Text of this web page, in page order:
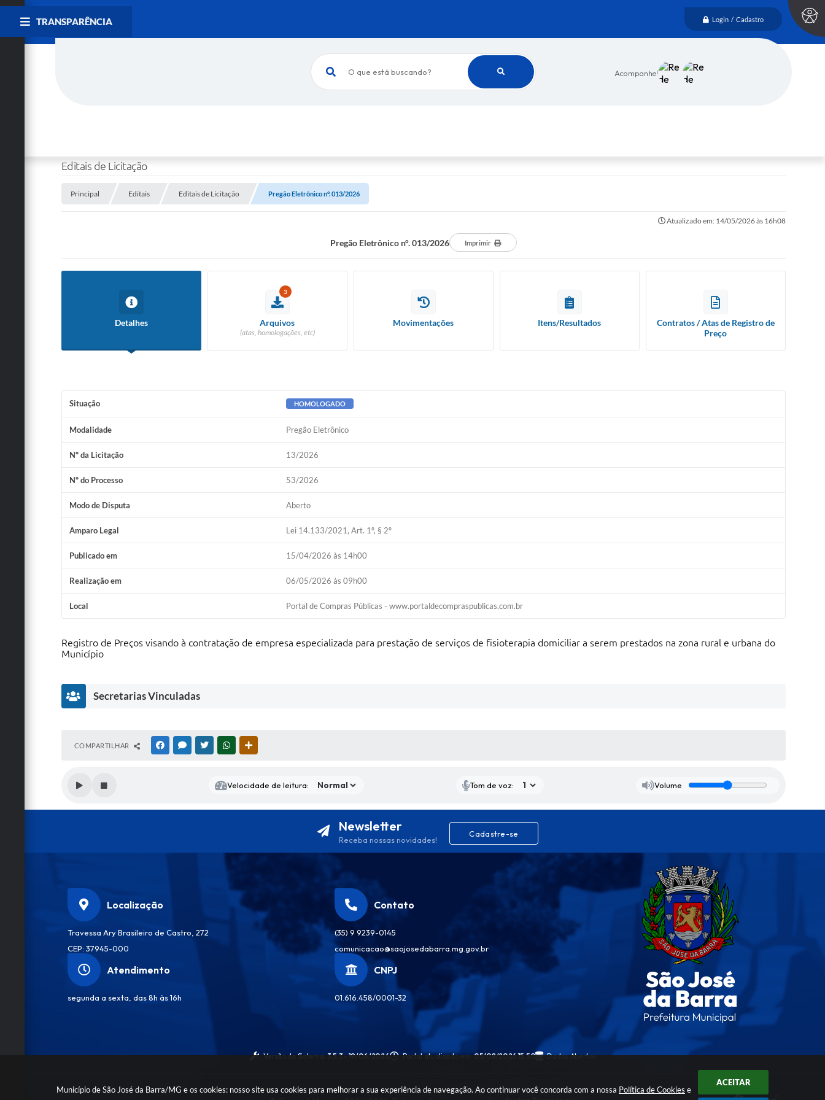
Município de São José da Barra/MG e os cookies: nosso site usa cookies para melhorar a sua experiência de navegação. Ao continuar você concorda com a nossa Política de Cookies e
ACEITAR
Login / Cadastro
O que está buscando? Acompanhe!
TRANSPARÊNCIA
Editais de Licitação
Principal Editais Editais de Licitação Pregão Eletrônico n°. 013/2026
Atualizado em: 14/05/2026 às 16h08
Pregão Eletrônico n°. 013/2026 Imprimir
Detalhes
3
Arquivos
(atas, homologações, etc)
Movimentações Itens/Resultados
Contratos / Atas de Registro de
Preço
Situação HOMOLOGADO
Modalidade Pregão Eletrônico
Nº da Licitação 13/2026
Nº do Processo 53/2026
Modo de Disputa Aberto
Amparo Legal Lei 14.133/2021, Art. 1º, § 2º
Publicado em 15/04/2026 às 14h00
Realização em 06/05/2026 às 09h00
Local Portal de Compras Públicas - www.portaldecompraspublicas.com.br
Registro de Preços visando à contratação de empresa especializada para prestação de serviços de fisioterapia domiciliar a serem prestados na zona rural e urbana do
Município
Secretarias Vinculadas
e
a
e
á
o
COMPARTILHAR FACEBOOKMESSENGER
TWITTERWHATSAPP
Velocidade de leitura: Tom de voz: Volume
Newsletter
Receba nossas novidades!
Cadastre-se
Localização
Travessa Ary Brasileiro de Castro, 272
CEP: 37945-000
Contato
(35) 9 9239-0145
comunicacao@saojosedabarra.mg.gov.br
Atendimento
segunda a sexta, das 8h às 16h
CNPJ
01.616.458/0001-32
Versão do Sistema:3.5.3 - 19/06/2026 Portal atualizado em:05/08/2026 15:50 Dados Abertos